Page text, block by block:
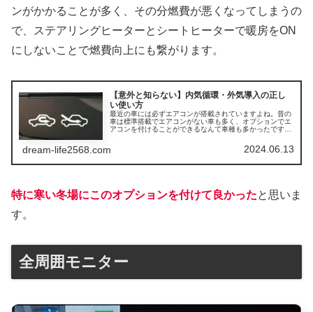
ンがかかることが多く、その分燃費が悪くなってしまうの
で、ステアリングヒーターとシートヒーターで暖房をON
にしないことで燃費向上にも繋がります。
【意外と知らない】内気循環・外気導入の正し
い使い方
最近の車には必ずエアコンが搭載されていますよね。昔の
車は標準搭載でエアコンがない車も多く、オプションでエ
アコンを付けることができるなんて車種も多かったです。
dream-life2568.com 2024.06.13
特に寒い冬場にこのオプションを付けて良かったと思いま
す。
全周囲モニター